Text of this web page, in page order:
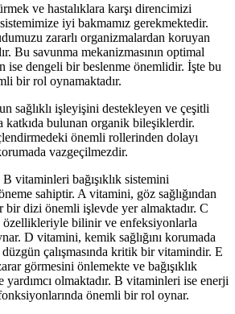
ve hastalıklara karşı direncimizi
iyi bakmamız gerekmektedir.
zararlı organizmalardan koruyan
Bu savunma mekanizmasının optimal
ise dengeli bir beslenme önemlidir. İşte bu
bir rol oynamaktadır.
sağlıklı işleyişini destekleyen ve çeşitli
bulunan organik bileşiklerdir.
önemli rollerinden dolayı
vazgeçilmezdir.
vitaminleri bağışıklık sistemini
sahiptir. A vitamini, göz sağlığından
bir dizi önemli işlevde yer almaktadır. C
bilinir ve enfeksiyonlarla
D vitamini, kemik sağlığını korumada
düzgün çalışmasında kritik bir vitamindir. E
görmesini önlemekte ve bağışıklık
yardımcı olmaktadır. B vitaminleri ise enerji
önemli bir rol oynar.